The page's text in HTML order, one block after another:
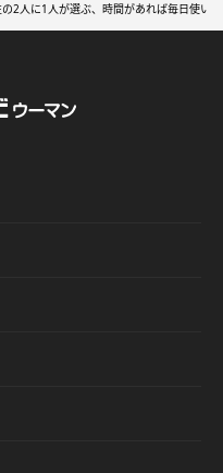
2人に1人が選ぶ、時間があれば毎日使い